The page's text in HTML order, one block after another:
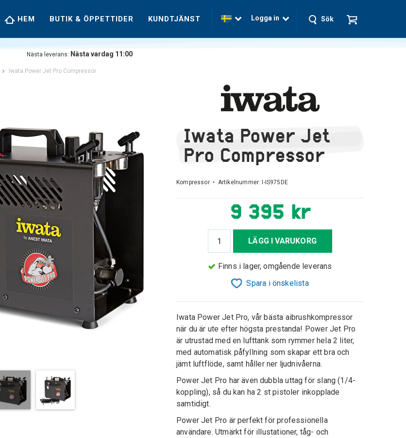
HEM BUTIK & ÖPPETTIDER KUNDTJÄNST Logga in Sök
Nästa leverans: Nästa vardag 11:00
Iwata Power Jet Pro Compressor
Iwata Power Jet
Pro Compressor
Kompressor • Artikelnummer: I-IS975DE
9 395 kr
LÄGG I VARUKORG
Finns i lager, omgående leverans
Spara i önskelista
Iwata Power Jet Pro, vår bästa aibrushkompressor
när du är ute efter högsta prestanda! Power Jet Pro
är utrustad med en lufttank som rymmer hela 2 liter,
med automatisk påfyllning som skapar ett bra och
jämt luftflöde, samt håller ner ljudnivåerna.
Power Jet Pro har även dubbla uttag för slang (1/4-
koppling), så du kan ha 2 st pistoler inkopplade
samtidigt.
Power Jet Pro är perfekt för professionella
användare. Utmärkt för illustationer, tåg- och